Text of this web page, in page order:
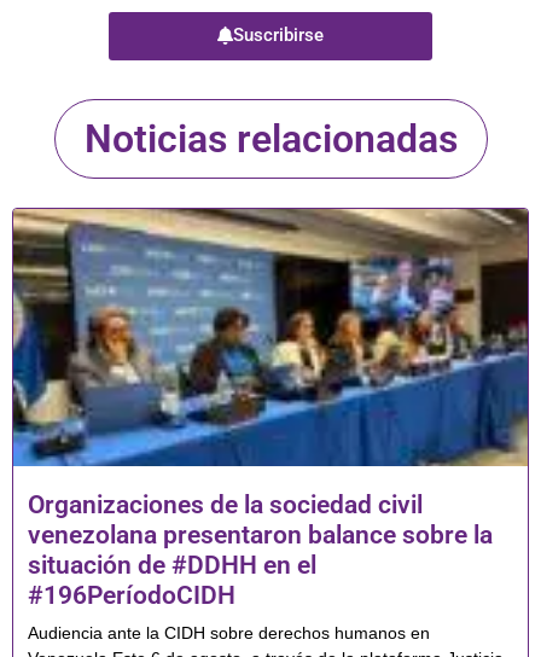
Suscribirse
Noticias relacionadas
Organizaciones de la sociedad civil
venezolana presentaron balance sobre la
situación de #DDHH en el
#196PeríodoCIDH
Audiencia ante la CIDH sobre derechos humanos en